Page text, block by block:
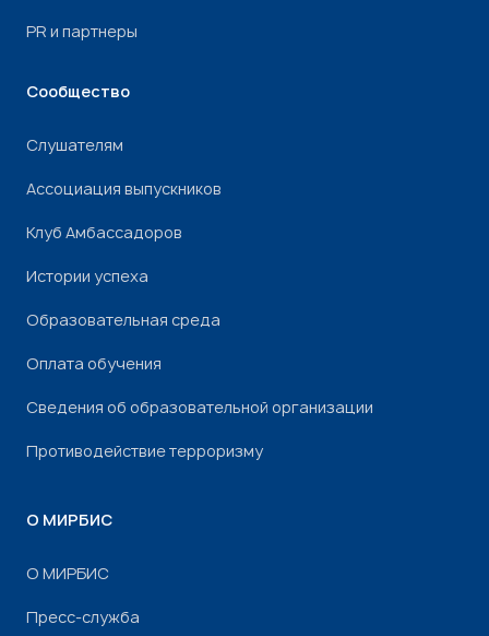
PR и партнеры
Сообщество
Слушателям
Ассоциация выпускников
Клуб Амбассадоров
Истории успеха
Образовательная среда
Оплата обучения
Сведения об образовательной организации
Противодействие терроризму
О МИРБИС
О МИРБИС
Пресс-служба